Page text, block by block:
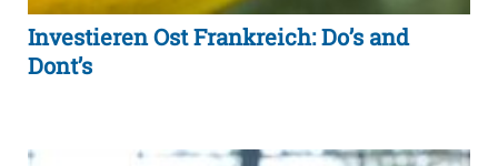
Investieren Ost Frankreich: Do’s and
Dont’s